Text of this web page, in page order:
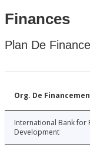
Finances
Plan De
Org. De
International Bank for
Development